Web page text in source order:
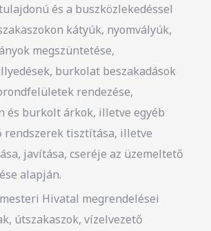
és a buszközlekedéssel
kátyúk, nyomvályúk,
megszüntetése,
burkolat beszakadások
rendezése,
és burkolt árkok, illetve egyéb
rendszerek tisztítása, illetve
javítása, cseréje az üzemeltető
alapján.
Hivatal megrendelései
útszakaszok, vízelvezető